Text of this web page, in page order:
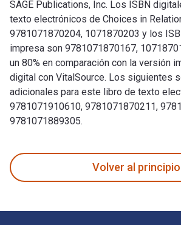
SAGE Publications, Inc. Los ISBN
texto electrónicos de Choices in
9781071870204, 1071870203 y los
impresa son 9781071870167,
un 80% en comparación con la versión
digital con VitalSource. Los siguientes
adicionales para este libro de texto
9781071910610, 9781071870211,
9781071889305.
Volver al principio